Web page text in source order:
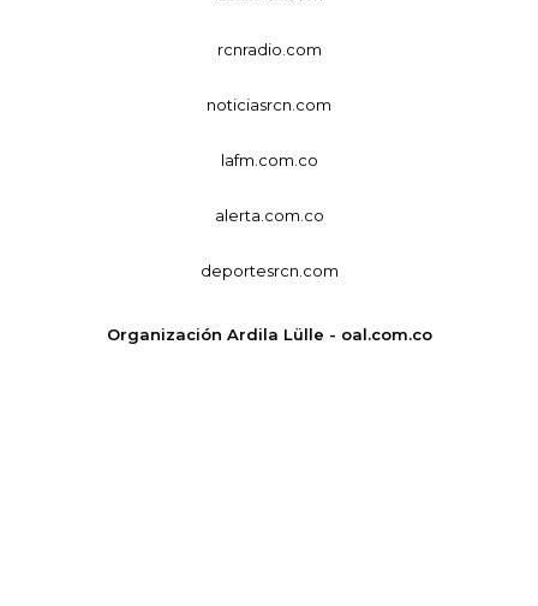
rcnradio.com
noticiasrcn.com
lafm.com.co
alerta.com.co
deportesrcn.com
Organización Ardila Lülle - oal.com.co